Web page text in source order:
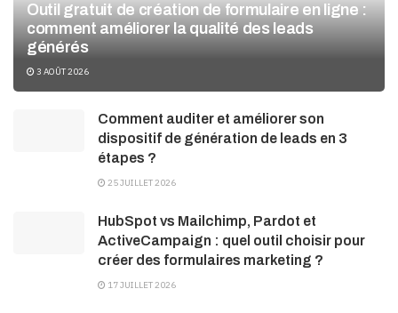
Outil gratuit de création de formulaire en ligne :
comment améliorer la qualité des leads
générés
3 AOÛT 2026
Comment auditer et améliorer son
dispositif de génération de leads en 3
étapes ?
25 JUILLET 2026
HubSpot vs Mailchimp, Pardot et
ActiveCampaign : quel outil choisir pour
créer des formulaires marketing ?
17 JUILLET 2026